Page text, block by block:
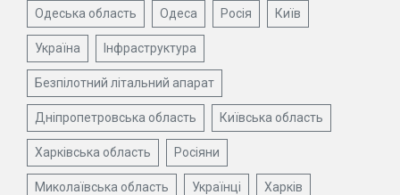
Одеська область Одеса Росія Київ
Україна Інфраструктура
Безпілотний літальний апарат
Дніпропетровська область Київська область
Харківська область Росіяни
Миколаївська область Українці Харків